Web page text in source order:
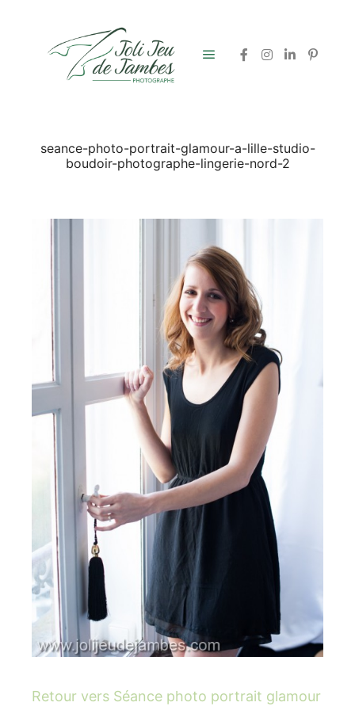
seance-photo-portrait-glamour-a-lille-studio-
boudoir-photographe-lingerie-nord-2
Retour vers Séance photo portrait glamour